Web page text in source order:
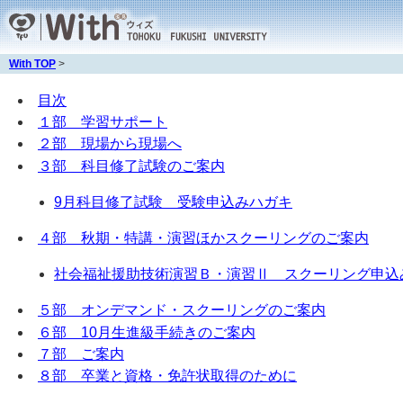
With TOP >
目次
１部 学習サポート
２部 現場から現場へ
３部 科目修了試験のご案内
9月科目修了試験 受験申込みハガキ
４部 秋期・特講・演習ほかスクーリングのご案内
社会福祉援助技術演習Ｂ・演習Ⅱ スクーリング申込
５部 オンデマンド・スクーリングのご案内
６部 10月生進級手続きのご案内
７部 ご案内
８部 卒業と資格・免許状取得のために